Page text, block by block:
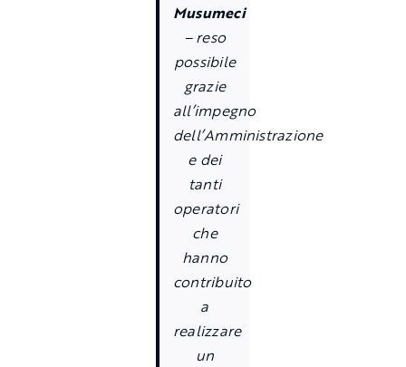
Musumeci
– reso
possibile
grazie
all’impegno
dell’Amministrazione
e dei
tanti
operatori
che
hanno
contribuito
a
realizzare
un